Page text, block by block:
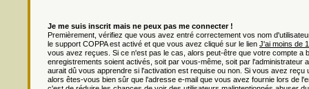
Je me suis inscrit mais ne peux pas me connecter !
Premièrement, vérifiez que vous avez entré correctement vos nom
le support COPPA est activé et que vous avez cliqué sur le lien J'ai moins de
vous avez reçues. Si ce n'est pas le cas, alors peut-être que votre compte
enregistrements soient activés, soit par vous-même, soit par
aurait dû vous apprendre si l'activation est requise ou non. Si vous avez
alors êtes-vous bien sûr que l'adresse e-mail que vous avez fournie lors de